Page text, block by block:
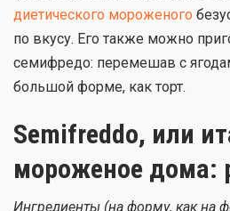
диетического мороженого
по вкусу. Его также можно
семифредо: перемешав с
большой форме, как торт.
Semifreddo, или
мороженое дома:
Ингредиенты (на форму, как на